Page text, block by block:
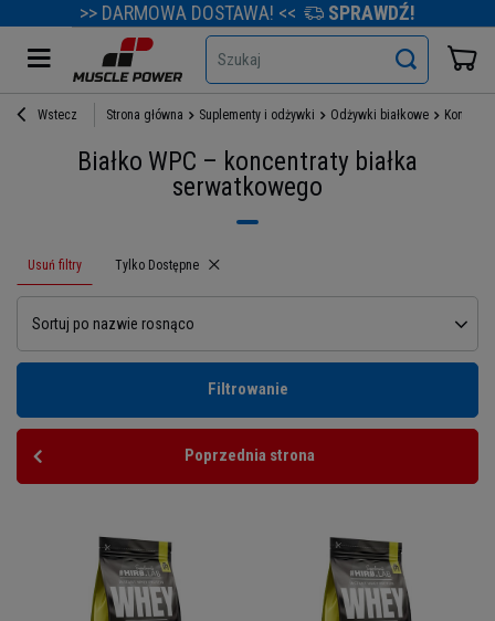
>> DARMOWA DOSTAWA! << SPRAWDŹ!
Szukaj
Wstecz Strona główna Suplementy i odżywki Odżywki białkowe
Białko WPC – koncentraty białka
serwatkowego
Usuń filtry Usuń filtr
Tylko Dostępne
Sortuj po nazwie rosnąco
Filtrowanie
Poprzednia strona